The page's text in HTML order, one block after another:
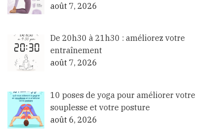
août 7, 2026
De 20h30 à 21h30 : améliorez votre
entraînement
août 7, 2026
10 poses de yoga pour améliorer votre
souplesse et votre posture
août 6, 2026